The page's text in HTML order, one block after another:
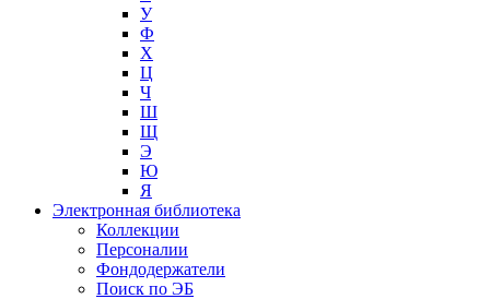
У
Ф
Х
Ц
Ч
Ш
Щ
Э
Ю
Я
Электронная библиотека
Коллекции
Персоналии
Фондодержатели
Поиск по ЭБ